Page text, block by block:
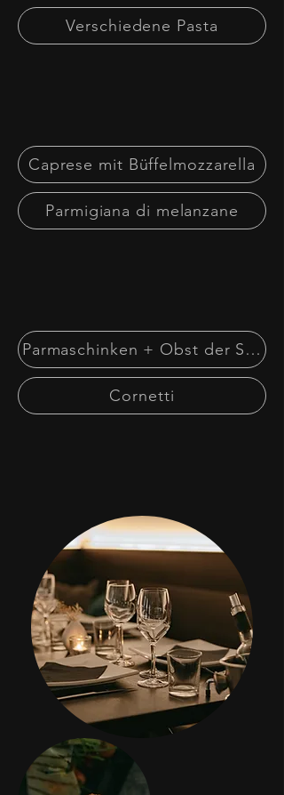
Verschiedene Pasta
Caprese mit Büffelmozzarella
Parmigiana di melanzane
Parmaschinken + Obst der Saison
Cornetti